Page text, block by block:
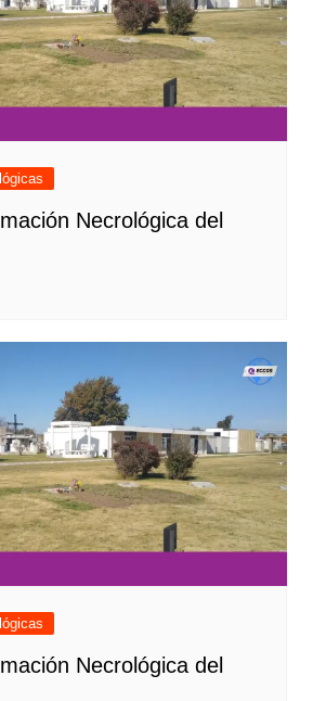
Necrológica del
Necrológica del